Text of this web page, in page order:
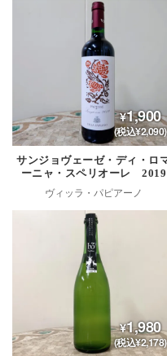
1,900
(税込¥2,090)
サンジョヴェーゼ・ディ・ロ
ーニャ・スペリオーレ 2019
ヴィッラ・パピアーノ
1,980
(税込¥2,178)